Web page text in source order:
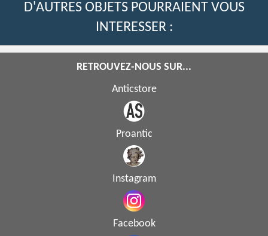
D'AUTRES OBJETS POURRAIENT VOUS
INTERESSER :
RETROUVEZ-NOUS SUR...
Anticstore
Proantic
Instagram
Facebook